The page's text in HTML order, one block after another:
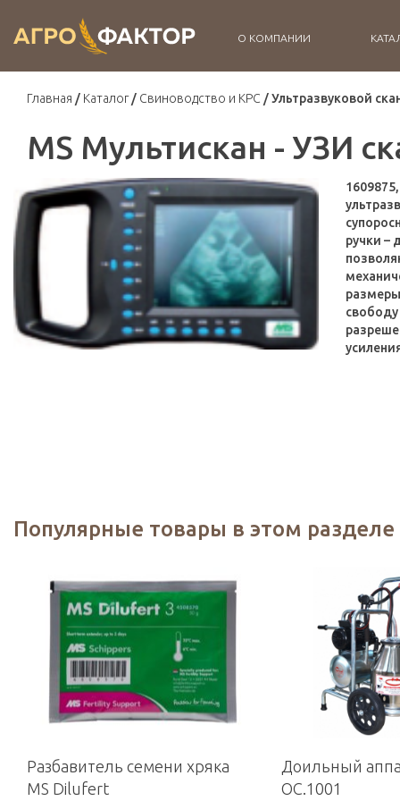
О КОМПАНИИ
Главная Каталог Свиноводство и КРС Ультразвуковой
MS Мультискан - УЗИ
1609875
ручки –
Популярные товары в этом разделе
Разбавитель семени хряка
MS Dilufert
Доильный
OC.1001